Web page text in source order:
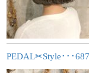
PEDAL✂︎Style･･･687